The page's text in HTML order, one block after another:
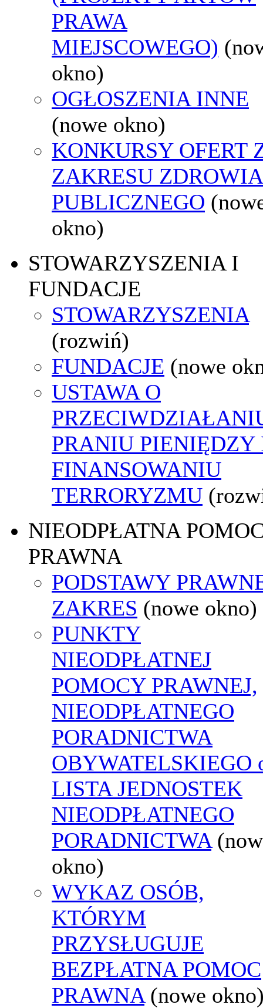
PRAWA
MIEJSCOWEGO)
okno)
OGŁOSZENIA INNE
(nowe okno)
KONKURSY OFERT
ZAKRESU ZDROWIA
PUBLICZNEGO
okno)
STOWARZYSZENIA I
FUNDACJE
STOWARZYSZENIA
(rozwiń)
FUNDACJE (nowe
USTAWA O
PRANIU PIENIĘDZY
FINANSOWANIU
TERRORYZMU
NIEODPŁATNA
PRAWNA
PODSTAWY
ZAKRES (nowe okno)
PUNKTY
NIEODPŁATNEJ
POMOCY PRAWNEJ,
NIEODPŁATNEGO
PORADNICTWA
OBYWATELSKIEGO
LISTA JEDNOSTEK
NIEODPŁATNEGO
PORADNICTWA
okno)
WYKAZ OSÓB,
KTÓRYM
PRZYSŁUGUJE
BEZPŁATNA POMOC
PRAWNA (nowe